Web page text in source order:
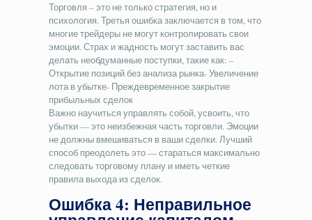
Торговля – это не только стратегия, но и
психология. Третья ошибка заключается в том, что
многие трейдеры не могут контролировать свои
эмоции. Страх и жадность могут заставить вас
делать необдуманные поступки, такие как: –
Открытие позиций без анализа рынка- Увеличение
лота в убытке- Преждевременное закрытие
прибыльных сделок
Важно научиться управлять собой, усвоить, что
убытки — это неизбежная часть торговли. Эмоции
не должны вмешиваться в ваши сделки. Лучший
способ преодолеть это — стараться максимально
следовать торговому плану и иметь четкие
правила выхода из сделок.
Ошибка 4: Неправильное